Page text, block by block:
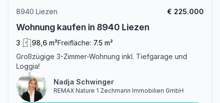
8940 Liezen € 225.000
Wohnung kaufen in 8940 Liezen
3 98,6 m²Freifläche: 7.5 m²
Großzügige 3-Zimmer-Wohnung inkl. Tiefgarage und
Loggia!
Nadja Schwinger
REMAX Nature 1 Zechmann Immobilien GmbH